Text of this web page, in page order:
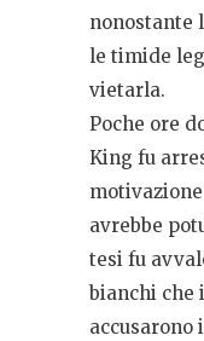
nonostante
le timide
vietarla.
Poche ore
King fu
avrebbe
tesi fu
bianchi che
accusarono